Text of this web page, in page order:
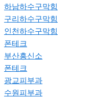
하남하수구막힘
구리하수구막힘
인천하수구막힘
폰테크
부산흥신소
폰테크
광교피부과
수원피부과